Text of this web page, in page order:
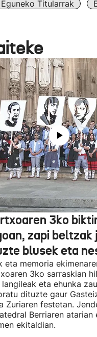
Eguneko Titularrak
3ko
zapi beltzak
blusek eta
eta memoria
3ko sarraskian
eta ehunka
dituzte gaur
Zuriaren festetan.
Berriaren atarian
ekitaldian.